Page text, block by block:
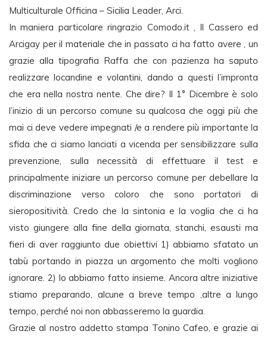
Multiculturale Officina – Sicilia Leader, Arci.
In maniera particolare ringrazio Comodo.it , Il Cassero ed
Arcigay per il materiale che in passato ci ha fatto avere , un
grazie alla tipografia Raffa che con pazienza ha saputo
realizzare locandine e volantini, dando a questi l’impronta
che era nella nostra nente. Che dire? Il 1° Dicembre è solo
l’inizio di un percorso comune su qualcosa che oggi più che
mai ci deve vedere impegnati /e a rendere più importante la
sfida che ci siamo lanciati a vicenda per sensibilizzare sulla
prevenzione, sulla necessità di effettuare il test e
principalmente iniziare un percorso comune per debellare la
discriminazione verso coloro che sono portatori di
sieropositività. Credo che la sintonia e la voglia che ci ha
visto giungere alla fine della giornata, stanchi, esausti ma
fieri di aver raggiunto due obiettivi 1) abbiamo sfatato un
tabù portando in piazza un argomento che molti vogliono
ignorare. 2) lo abbiamo fatto insieme. Ancora altre iniziative
stiamo preparando, alcune a breve tempo ,altre a lungo
tempo, perché noi non abbasseremo la guardia.
Grazie al nostro addetto stampa Tonino Cafeo, e grazie ai